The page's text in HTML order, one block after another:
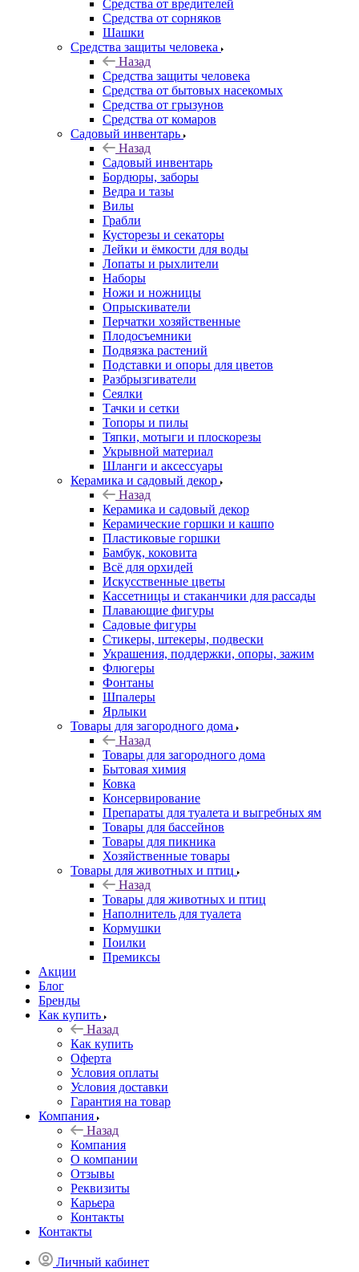
Средства от вредителей
Средства от сорняков
Шашки
Средства защиты человека
Назад
Средства защиты человека
Средства от бытовых насекомых
Средства от грызунов
Средства от комаров
Садовый инвентарь
Назад
Садовый инвентарь
Бордюры, заборы
Ведра и тазы
Вилы
Грабли
Кусторезы и секаторы
Лейки и ёмкости для воды
Лопаты и рыхлители
Наборы
Ножи и ножницы
Опрыскиватели
Перчатки хозяйственные
Плодосъемники
Подвязка растений
Подставки и опоры для цветов
Разбрызгиватели
Сеялки
Тачки и сетки
Топоры и пилы
Тяпки, мотыги и плоскорезы
Укрывной материал
Шланги и аксессуары
Керамика и садовый декор
Назад
Керамика и садовый декор
Керамические горшки и кашпо
Пластиковые горшки
Бамбук, коковита
Всё для орхидей
Искусственные цветы
Кассетницы и стаканчики для рассады
Плавающие фигуры
Садовые фигуры
Стикеры, штекеры, подвески
Украшения, поддержки, опоры, зажим
Флюгеры
Фонтаны
Шпалеры
Ярлыки
Товары для загородного дома
Назад
Товары для загородного дома
Бытовая химия
Ковка
Консервирование
Препараты для туалета и выгребных ям
Товары для бассейнов
Товары для пикника
Хозяйственные товары
Товары для животных и птиц
Назад
Товары для животных и птиц
Наполнитель для туалета
Кормушки
Поилки
Премиксы
Акции
Блог
Бренды
Как купить
Назад
Как купить
Оферта
Условия оплаты
Условия доставки
Гарантия на товар
Компания
Назад
Компания
О компании
Отзывы
Реквизиты
Карьера
Контакты
Контакты
Личный кабинет